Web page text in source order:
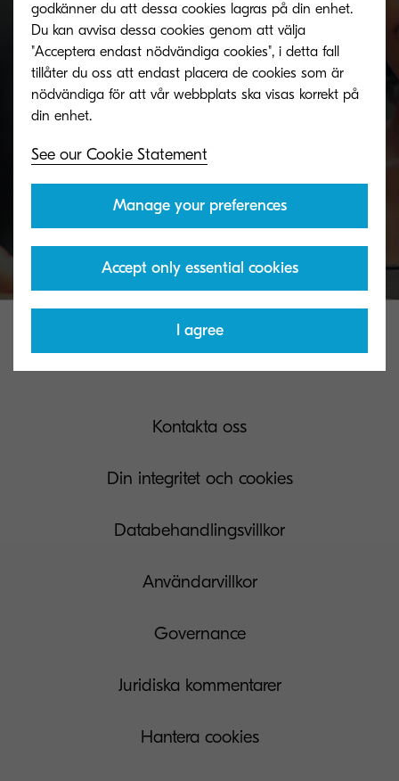
Toner take-back service
KYOCERA's toner recycling programme allows
organisations to return toners in a variety of ways.
Discover more
Kontakta oss
Din integritet och cookies
Databehandlingsvillkor
Användarvillkor
Governance
Juridiska kommentarer
Hantera cookies
godkänner du att dessa cookies lagras på din enhet.
Du kan avvisa dessa cookies genom att välja
"Acceptera endast nödvändiga cookies", i detta fall
tillåter du oss att endast placera de cookies som är
nödvändiga för att vår webbplats ska visas korrekt på
See our Cookie Statement
Manage your preferences
Accept only essential cookies
I agree